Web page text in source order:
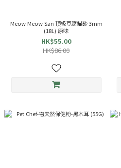
Meow Meow San 頂級豆腐貓砂 3mm
(18L) 原味
HK$55.00
HK$86.00